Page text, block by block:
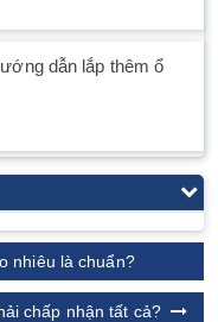
dẫn lắp thêm ổ
nhiêu là chuẩn?
chấp nhận tất cả?